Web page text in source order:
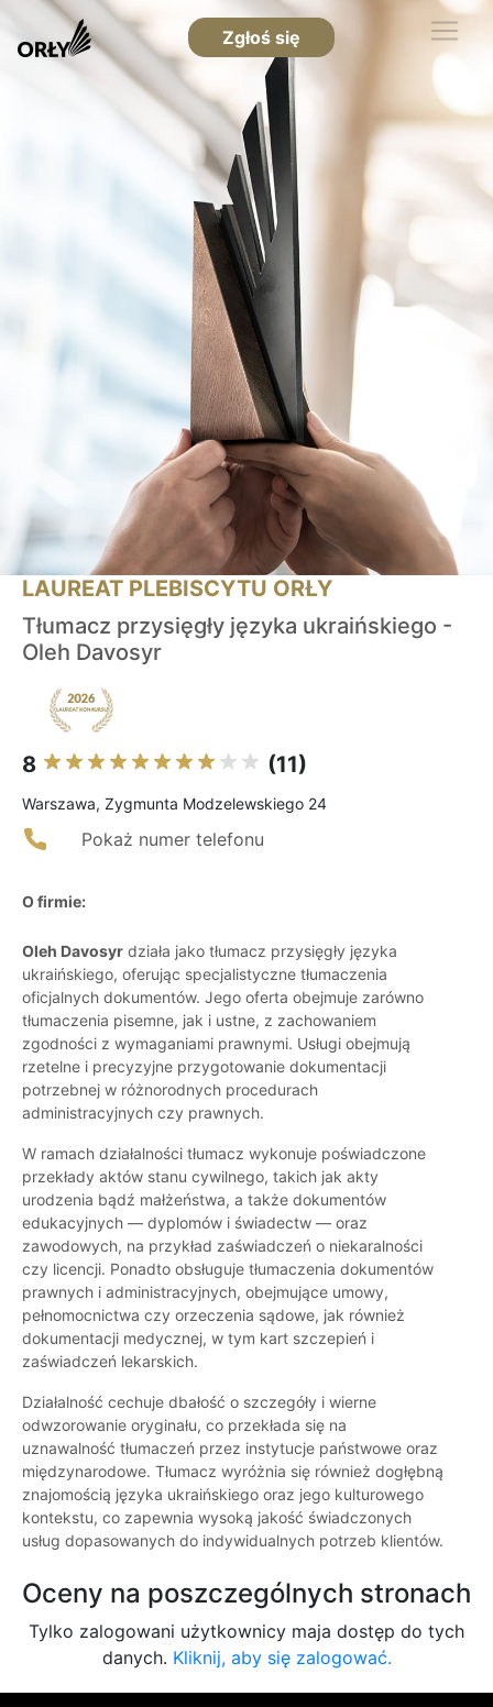
Zgłoś się
LAUREAT PLEBISCYTU ORŁY
Tłumacz przysięgły języka ukraińskiego -
Oleh Davosyr
8 (11)
Warszawa, Zygmunta Modzelewskiego 24
Pokaż numer telefonu
O firmie:
Oleh Davosyr działa jako tłumacz przysięgły języka
ukraińskiego, oferując specjalistyczne tłumaczenia
oficjalnych dokumentów. Jego oferta obejmuje zarówno
tłumaczenia pisemne, jak i ustne, z zachowaniem
zgodności z wymaganiami prawnymi. Usługi obejmują
rzetelne i precyzyjne przygotowanie dokumentacji
potrzebnej w różnorodnych procedurach
administracyjnych czy prawnych.
W ramach działalności tłumacz wykonuje poświadczone
przekłady aktów stanu cywilnego, takich jak akty
urodzenia bądź małżeństwa, a także dokumentów
edukacyjnych — dyplomów i świadectw — oraz
zawodowych, na przykład zaświadczeń o niekaralności
czy licencji. Ponadto obsługuje tłumaczenia dokumentów
prawnych i administracyjnych, obejmujące umowy,
pełnomocnictwa czy orzeczenia sądowe, jak również
dokumentacji medycznej, w tym kart szczepień i
zaświadczeń lekarskich.
Działalność cechuje dbałość o szczegóły i wierne
odwzorowanie oryginału, co przekłada się na
uznawalność tłumaczeń przez instytucje państwowe oraz
międzynarodowe. Tłumacz wyróżnia się również dogłębną
znajomością języka ukraińskiego oraz jego kulturowego
kontekstu, co zapewnia wysoką jakość świadczonych
usług dopasowanych do indywidualnych potrzeb klientów.
Oceny na poszczególnych stronach
Tylko zalogowani użytkownicy maja dostęp do tych
danych. Kliknij, aby się zalogować.